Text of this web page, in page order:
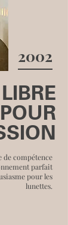
2002
POUR
de compétence
parfait
pour les
lunettes.